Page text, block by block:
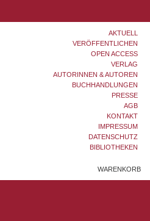
AKTUELL
VERÖFFENTLICHEN
OPEN ACCESS
VERLAG
AUTORINNEN & AUTOREN
BUCHHANDLUNGEN
PRESSE
AGB
KONTAKT
IMPRESSUM
DATENSCHUTZ
BIBLIOTHEKEN
WARENKORB